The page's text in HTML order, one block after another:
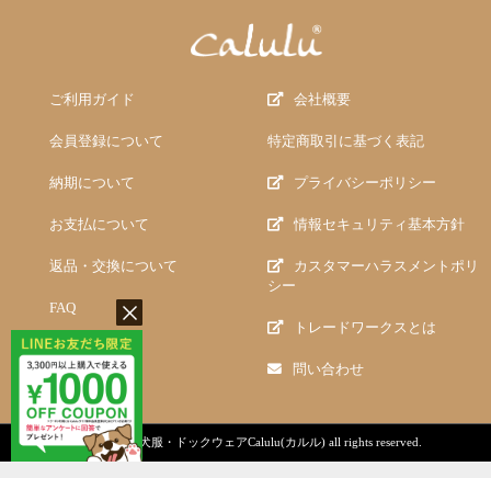
ご利用ガイド
会員登録について
納期について
お支払について
返品・交換について
FAQ
会社概要
特定商取引に基づく表記
プライバシーポリシー
情報セキュリティ基本方針
カスタマーハラスメントポリ
シー
トレードワークスとは
問い合わせ
copyright (c)犬服・ドックウェアCalulu(カルル) all rights reserved.